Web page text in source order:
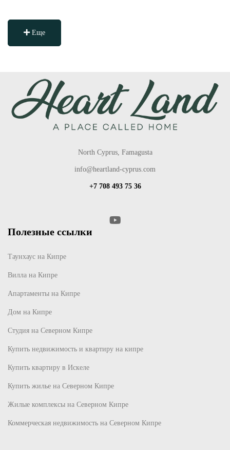
Еще
North Cyprus, Famagusta
info@heartland-cyprus.com
+7 708 493 75 36
Полезные ссылки
Таунхаус на Кипре
Вилла на Кипре
Апартаменты на Кипре
Дом на Кипре
Студия на Северном Кипре
Купить недвижимость и квартиру на кипре
Купить квартиру в Искеле
Купить жилье на Северном Кипре
Жилые комплексы на Северном Кипре
Коммерческая недвижимость на Северном Кипре